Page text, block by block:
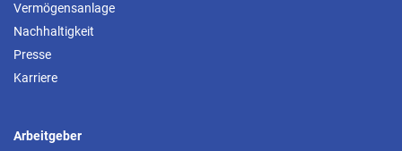
Vermögensanlage
Nachhaltigkeit
Presse
Karriere
Arbeitgeber